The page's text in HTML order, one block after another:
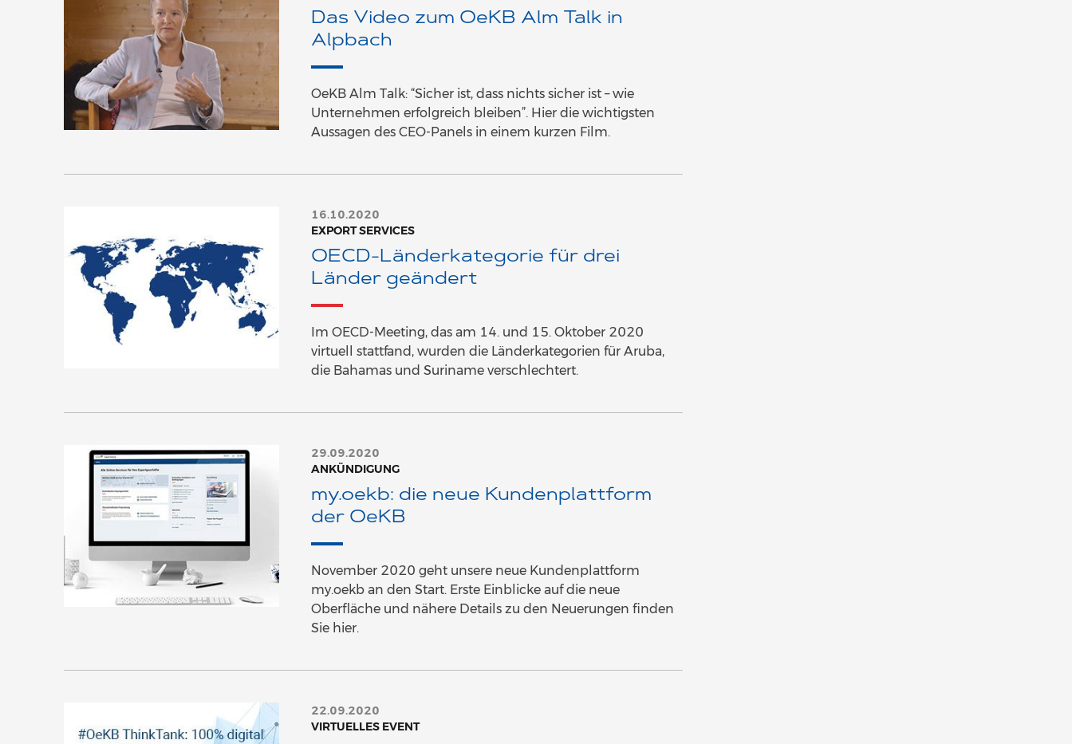
Das Video zum OeKB Alm Talk in
Alpbach
OeKB Alm Talk: “Sicher ist, dass nichts sicher ist – wie
Unternehmen erfolgreich bleiben”. Hier die wichtigsten
Aussagen des CEO-Panels in einem kurzen Film.
16.10.2020
EXPORT SERVICES
OECD-Länderkategorie für drei
Länder geändert
Im OECD-Meeting, das am 14. und 15. Oktober 2020
virtuell stattfand, wurden die Länderkategorien für Aruba,
die Bahamas und Suriname verschlechtert.
29.09.2020
ANKÜNDIGUNG
my.oekb: die neue Kundenplattform
der OeKB
November 2020 geht unsere neue Kundenplattform
my.oekb an den Start. Erste Einblicke auf die neue
Oberfläche und nähere Details zu den Neuerungen finden
Sie hier.
22.09.2020
VIRTUELLES EVENT